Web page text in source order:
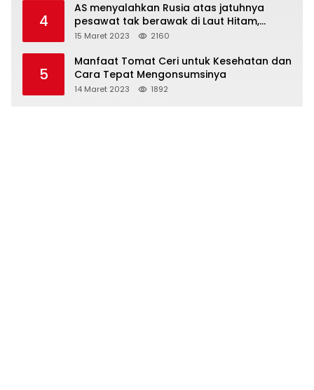
4
AS menyalahkan Rusia atas jatuhnya
pesawat tak berawak di Laut Hitam,
Moskow menyangkal
15 Maret 2023 2160
5
Manfaat Tomat Ceri untuk Kesehatan dan
Cara Tepat Mengonsumsinya
14 Maret 2023 1892